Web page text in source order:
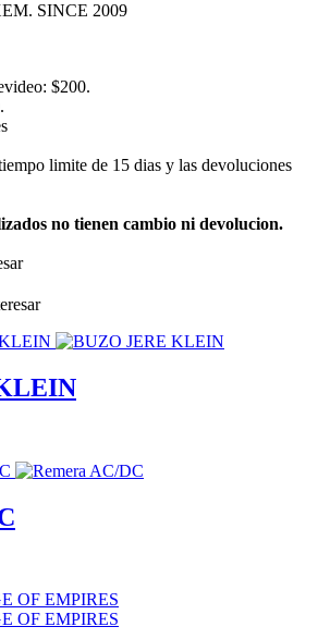
SINCE 2009
$200.
limite de 15 dias y las devoluciones
no tienen cambio ni devolucion.